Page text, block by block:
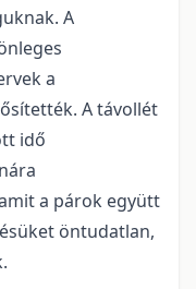
A
a
A távollét
idő
a párok együtt
öntudatlan,